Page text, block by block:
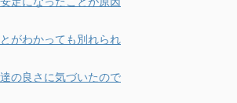
がわかっても別れられ
の良さに気づいたので